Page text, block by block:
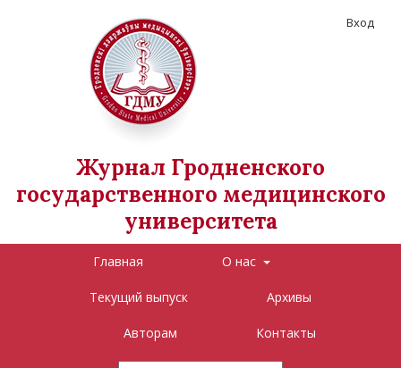
Журнал Гродненского
государственного медицинского
университета
Главная О нас
Текущий выпуск Архивы
Авторам Контакты
Вход